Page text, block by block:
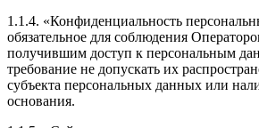
1.1.4. «Конфиденциальность
обязательное для соблюдения
получившим доступ к персональным
требование не допускать их
субъекта персональных данных или
основания.